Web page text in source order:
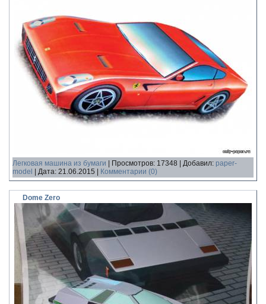
Легковая машина из бумаги Просмотров: 17348 Добавил: paper-
model
Дата: 21.06.2015 Комментарии (0)
Dome Zero